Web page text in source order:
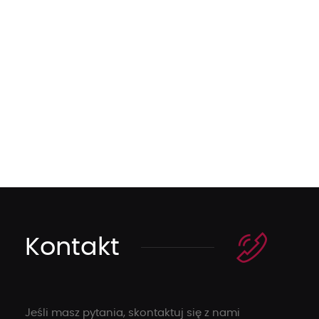
Kontakt
Jeśli masz pytania, skontaktuj się z nami